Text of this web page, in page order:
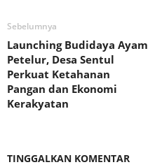
Sebelumnya
Launching Budidaya Ayam
Petelur, Desa Sentul
Perkuat Ketahanan
Pangan dan Ekonomi
Kerakyatan
TINGGALKAN KOMENTAR